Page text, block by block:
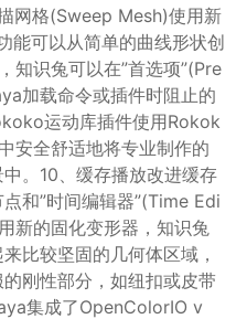
网格(Sweep Mesh)使用新
能可以从简单的曲线形状创
知识兔可以在”首选项”(Pre
加载命令或插件时阻止的
运动库插件使用Rokok
安全舒适地将专业制作的
。10、缓存播放改进缓存
和”时间编辑器”(Time Edi
新的固化变形器，知识兔
比较坚固的几何体区域，
刚性部分，如纽扣或皮带
集成了OpenColorIO v